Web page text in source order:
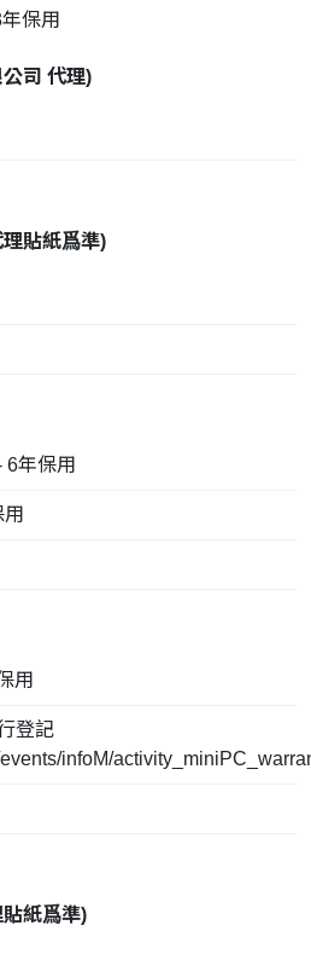
保用
司 代理)
貼紙爲準)
6年保用
用
登記
infoM/
紙爲準)